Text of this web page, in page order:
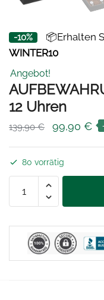
-10%
📦Erhalten
WINTER10
Angebot!
12 Uhren
139,90€
war:
139,90 €
99,90 €
80 vorrätig
AUFBEWAHRUNGSBOX
FÜR
12
Uhren
Menge